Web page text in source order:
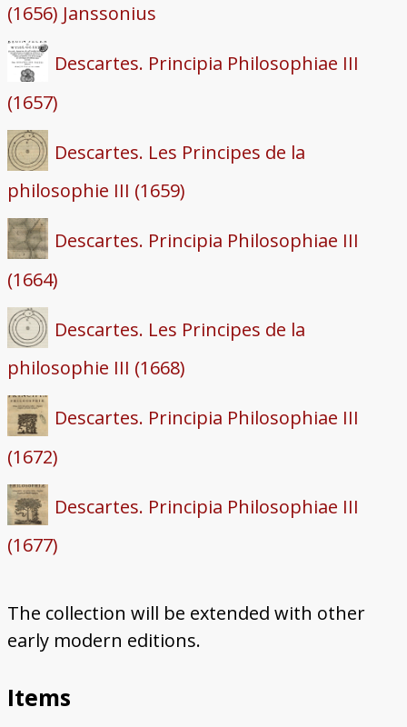
(1656) Janssonius
Descartes. Principia Philosophiae III
(1657)
Descartes. Les Principes de la
philosophie III (1659)
Descartes. Principia Philosophiae III
(1664)
Descartes. Les Principes de la
philosophie III (1668)
Descartes. Principia Philosophiae III
(1672)
Descartes. Principia Philosophiae III
(1677)
The collection will be extended with other
early modern editions.
Items